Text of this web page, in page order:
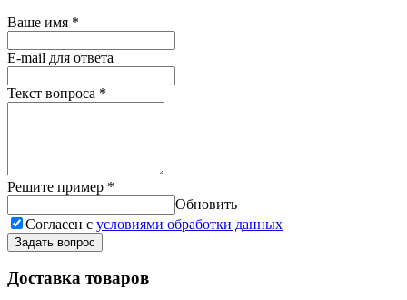
Ваше имя *
E-mail для ответа
Текст вопроса *
Решите пример *
Обновить
Согласен с условиями обработки данных
Задать вопрос
Доставка товаров